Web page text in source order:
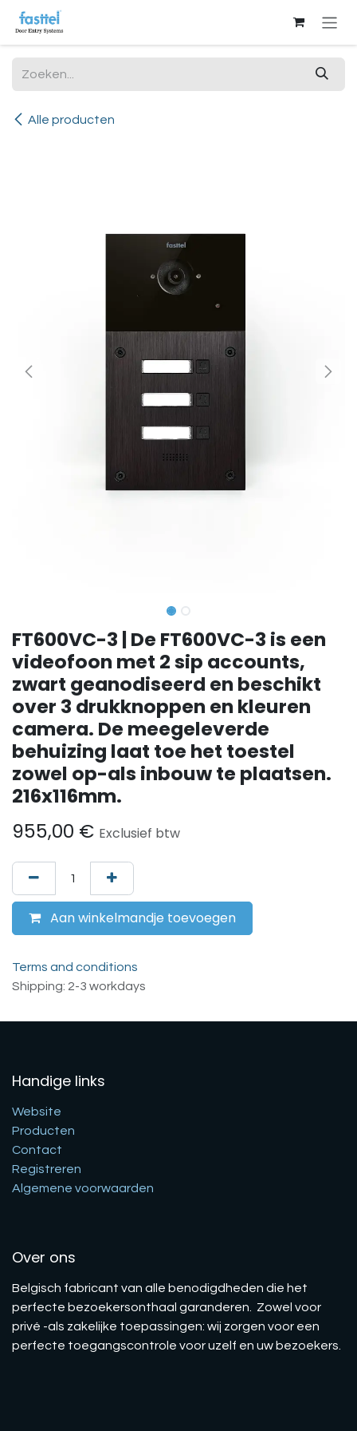
Overslaan naar inhoud
Alle producten
FT600VC-3 | De FT600VC-3 is een
videofoon met 2 sip accounts,
zwart geanodiseerd en beschikt
over 3 drukknoppen en kleuren
camera. De meegeleverde
behuizing laat toe het toestel
zowel op-als inbouw te plaatsen.
216x116mm.
955,00 € Exclusief btw
Aan winkelmandje toevoegen
Terms and conditions
Shipping: 2-3 workdays
Handige links
Website
Producten
Contact
Registreren
Algemene voorwaarden
Over ons
Belgisch fabricant van alle benodigdheden die het
perfecte bezoekersonthaal garanderen. Zowel voor
privé -als zakelijke toepassingen: wij zorgen voor een
perfecte toegangscontrole voor uzelf en uw bezoekers.